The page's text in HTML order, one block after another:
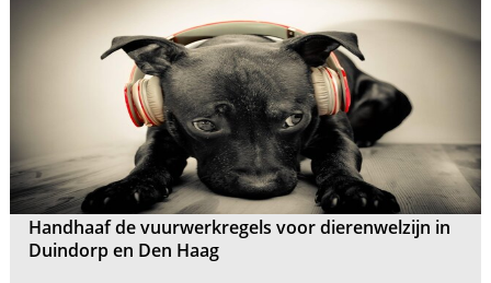
Handhaaf de vuurwerkregels voor dierenwelzijn in
Duindorp en Den Haag